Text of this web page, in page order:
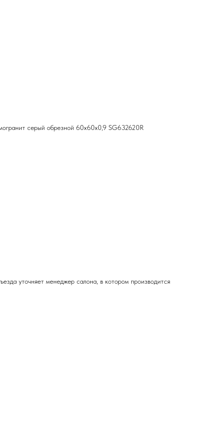
серый обрезной 60x60x0,9 SG632620R
уточняет менеджер салона, в котором производится